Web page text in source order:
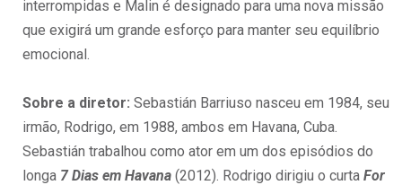
interrompidas e Malin é designado para uma nova missão
que exigirá um grande esforço para manter seu equilíbrio
emocional.
Sobre a diretor: Sebastián Barriuso nasceu em 1984, seu
irmão, Rodrigo, em 1988, ambos em Havana, Cuba.
Sebastián trabalhou como ator em um dos episódios do
longa 7 Dias em Havana (2012). Rodrigo dirigiu o curta For